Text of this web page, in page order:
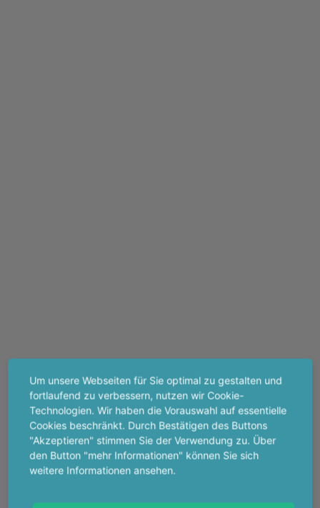
Um unsere Webseiten für Sie optimal zu gestalten und
fortlaufend zu verbessern, nutzen wir Cookie-
Technologien. Wir haben die Vorauswahl auf essentielle
Cookies beschränkt. Durch Bestätigen des Buttons
"Akzeptieren" stimmen Sie der Verwendung zu. Über
den Button "mehr Informationen" können Sie sich
weitere Informationen ansehen.